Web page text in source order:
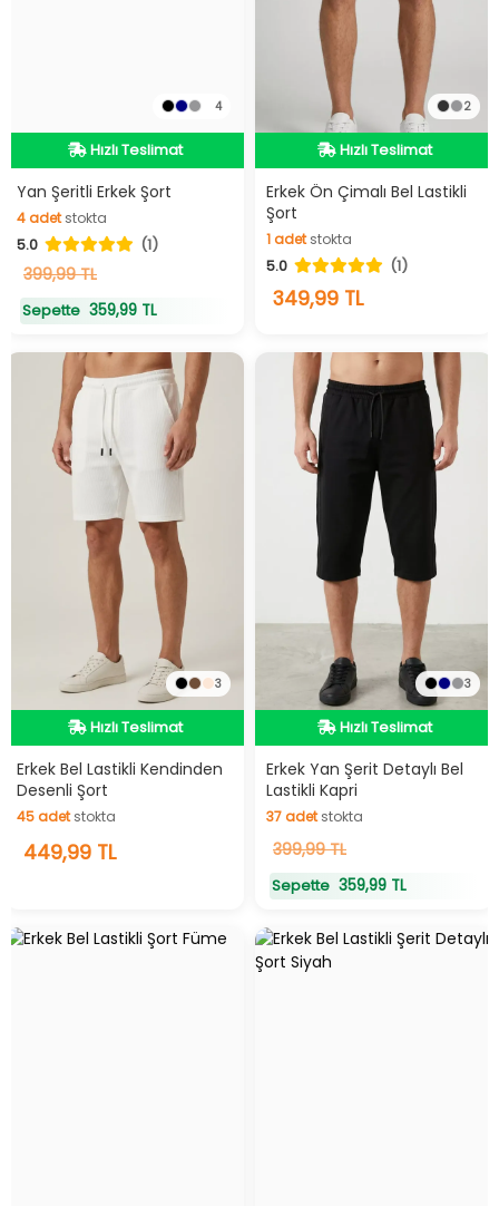
4
Hızlı Teslimat
Hızlı Teslimat
Yan Şeritli Erkek Şort
4adetstokta
4adetstokta
5.0 (1)
399,99 TL
Sepette 359,99 TL
2
Hızlı Teslimat
Hızlı Teslimat
Erkek Ön Çimalı Bel Lastikli
Şort
1adetstokta
1adetstokta
5.0 (1)
349,99 TL
3
Hızlı Teslimat
Hızlı Teslimat
Erkek Bel Lastikli Kendinden
Desenli Şort
45adetstokta
45 adetstokta
449,99 TL
3
Hızlı Teslimat
Hızlı Teslimat
Erkek Yan Şerit Detaylı Bel
Lastikli Kapri
37adetstokta
37adetstokta
399,99 TL
Sepette 359,99 TL